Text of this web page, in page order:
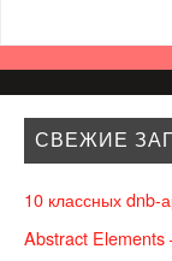
СВЕЖИЕ
10 классных dnb-
Abstract